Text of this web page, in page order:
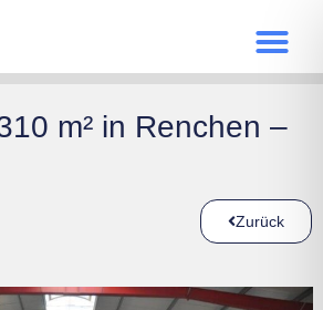
m² in Renchen –
Zurück